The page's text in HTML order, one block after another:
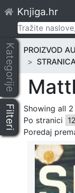
to
content
Knjiga.hr
Pretraži:
Kategorije
Filteri
PROIZVOD
Showing all
Po stranici
Poredaj